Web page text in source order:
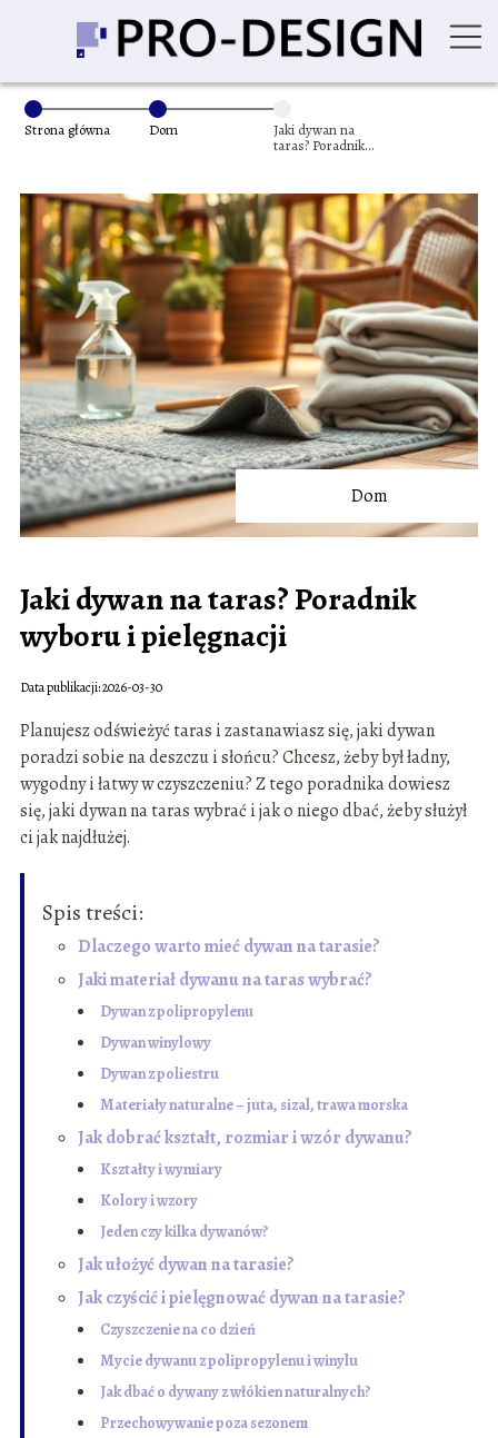
Strona główna Dom
Jaki dywan na
taras? Poradnik
Dom
Jaki dywan na taras? Poradnik
wyboru i pielęgnacji
Data publikacji: 2026-03-30
Planujesz odświeżyć taras i zastanawiasz się, jaki dywan
poradzi sobie na deszczu i słońcu? Chcesz, żeby był ładny,
wygodny i łatwy w czyszczeniu? Z tego poradnika dowiesz
się, jaki dywan na taras wybrać i jak o niego dbać, żeby służył
ci jak najdłużej.
Spis treści:
Dlaczego warto mieć dywan na tarasie?
Jaki materiał dywanu na taras wybrać?
Dywan z polipropylenu
Dywan winylowy
Dywan z poliestru
Materiały naturalne – juta, sizal, trawa morska
Jak dobrać kształt, rozmiar i wzór dywanu?
Kształty i wymiary
Kolory i wzory
Jeden czy kilka dywanów?
Jak ułożyć dywan na tarasie?
Jak czyścić i pielęgnować dywan na tarasie?
Czyszczenie na co dzień
Mycie dywanu z polipropylenu i winylu
Jak dbać o dywany z włókien naturalnych?
Przechowywanie poza sezonem